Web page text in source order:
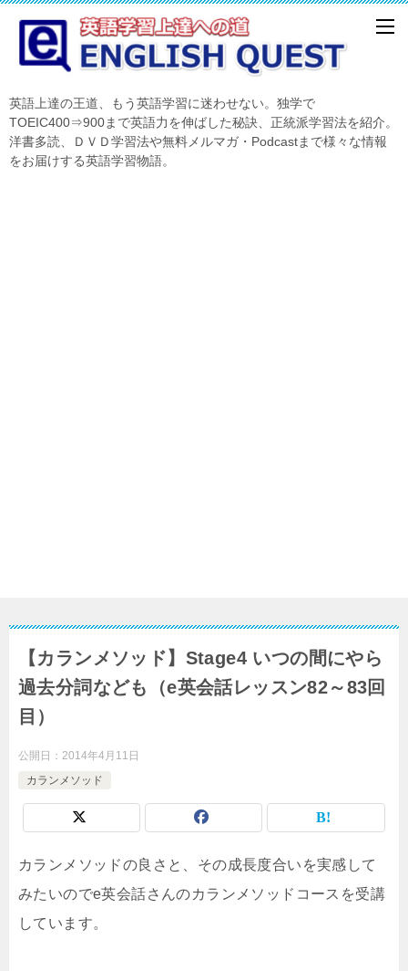
英語上達の王道、もう英語学習に迷わせない。独学で
TOEIC400⇒900まで英語力を伸ばした秘訣、正統派学習法を紹介。
洋書多読、ＤＶＤ学習法や無料メルマガ・Podcastまで様々な情報
をお届けする英語学習物語。
【カランメソッド】Stage4 いつの間にやら
過去分詞なども（e英会話レッスン82～83回
目）
公開日： 2014年4月11日
カランメソッド
カランメソッドの良さと、その成長度合いを実感して
みたいのでe英会話さんのカランメソッドコースを受講
しています。